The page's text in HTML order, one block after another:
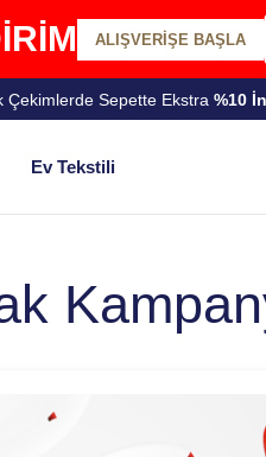
ALIŞVERİŞE BAŞLA
Çekimlerde Sepette Ekstra %10
Ev Tekstili